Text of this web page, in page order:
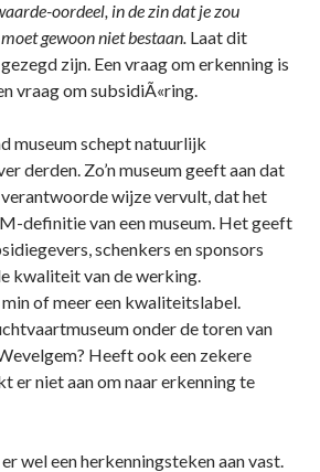
oordeel, in de zin dat je zou
gewoon niet bestaan. Laat dit
zijn. Een vraag om erkenning is
vraag om subsidiÃ«ring.
museum schept natuurlijk
derden. Zo’n museum geeft aan dat
wijze vervult, dat het
definitie van een museum. Het geeft
schenkers en sponsors
kwaliteit van de werking.
min of meer een kwaliteitslabel.
onder de toren van
Heeft ook een zekere
er niet aan om naar erkenning te
wel een herkenningsteken aan vast.